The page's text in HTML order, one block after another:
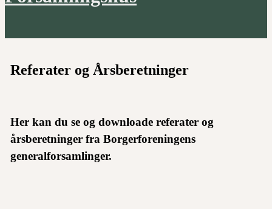
Referater og Årsberetninger
Her kan du se og downloade referater og
årsberetninger fra Borgerforeningens
generalforsamlinger.